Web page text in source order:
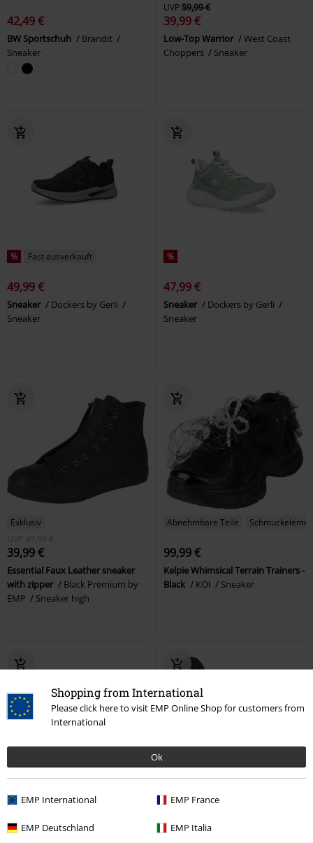
Shopping from International
Please click here to visit EMP Online Shop for customers from
International
Ok
EMP International EMP France
EMP Deutschland EMP Italia
42,49 €
BW Sportschuh
Brandit
Sneaker
UVP59,99 €
39,99 €
Low-Top Warrior
West Coast
Choppers
Sneaker
% Fast ausverkauft
49,99 €
Sneaker
Dockers by Gerli
Sneaker
%
47,99 €
Sneaker
Dockers by Gerli
Sneaker
Exklusiv
UVP
49,99 €
39,99 €
Essential Faux Leather sneaker
with zipper
Black Premium by
EMP
Sneaker high
Abnehmbare Teile
99,99 €
Kelpie Whimsical Terrain Trainers -
Black
KOI Sneaker
Kitty Sneaker Combat Boot
UVP49,99 €
Walk The Line